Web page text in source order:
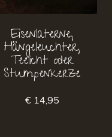
Eisenlaterne,
Hängeleuchter,
Teelicht oder
Stumpenkerze
€ 14,95